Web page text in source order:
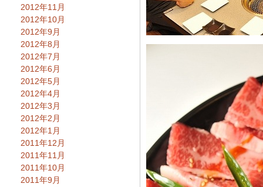
2012年11月
2012年10月
2012年9月
2012年8月
2012年7月
2012年6月
2012年5月
2012年4月
2012年3月
2012年2月
2012年1月
2011年12月
2011年11月
2011年10月
2011年9月